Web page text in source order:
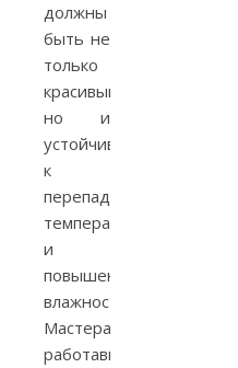
должны
быть не
только
красивыми,
но и
устойчивыми
к
перепадам
температуры
и
повышенной
влажности.
Мастера,
работавшие